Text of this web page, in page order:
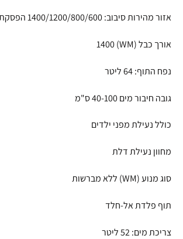
אזור מהירות סיבוב: 1400/1200/800/600 הפסקת שטיפה
אורך כבל (WM) 1400
נפח התוף: 64 ליטר
גובה חיבור מים 40-100 ס"מ
כולל נעילת מפני ילדים
מחוון נעילת דלת
סוג מנוע (WM) ללא מברשות
תוף פלדת אל-חלד
צריכת מים: 52 ליטר